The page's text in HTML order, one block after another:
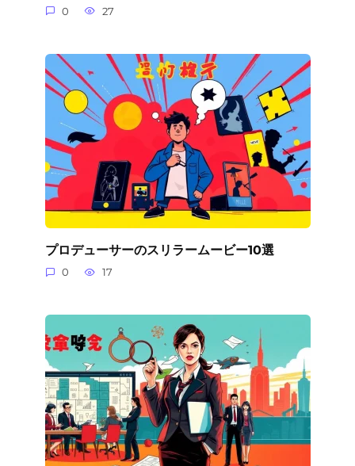
0 27
プロデューサーのスリラームービー10選
0 17